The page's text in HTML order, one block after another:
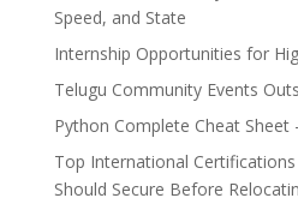
Speed, and State
Internship Opportunities for
Telugu Community Events
Python Complete Cheat Sheet
Top International
Should Secure Before